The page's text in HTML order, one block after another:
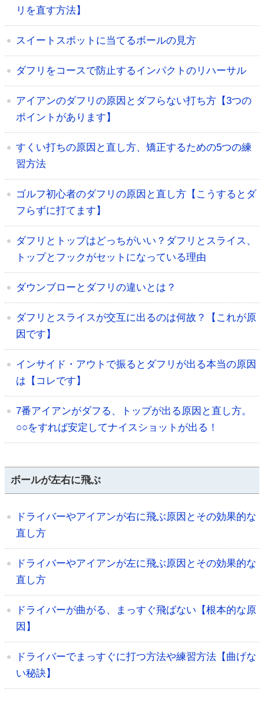
リを直す方法】
スイートスポットに当てるボールの見方
ダフリをコースで防止するインパクトのリハーサル
アイアンのダフリの原因とダフらない打ち方【3つの
ポイントがあります】
すくい打ちの原因と直し方、矯正するための5つの練
習方法
ゴルフ初心者のダフリの原因と直し方【こうするとダ
フらずに打てます】
ダフリとトップはどっちがいい？ダフリとスライス、
トップとフックがセットになっている理由
ダウンブローとダフリの違いとは？
ダフリとスライスが交互に出るのは何故？【これが原
因です】
インサイド・アウトで振るとダフリが出る本当の原因
は【コレです】
7番アイアンがダフる、トップが出る原因と直し方。
○○をすれば安定してナイスショットが出る！
ボールが左右に飛ぶ
ドライバーやアイアンが右に飛ぶ原因とその効果的な
直し方
ドライバーやアイアンが左に飛ぶ原因とその効果的な
直し方
ドライバーが曲がる、まっすぐ飛ばない【根本的な原
因】
ドライバーでまっすぐに打つ方法や練習方法【曲げな
い秘訣】